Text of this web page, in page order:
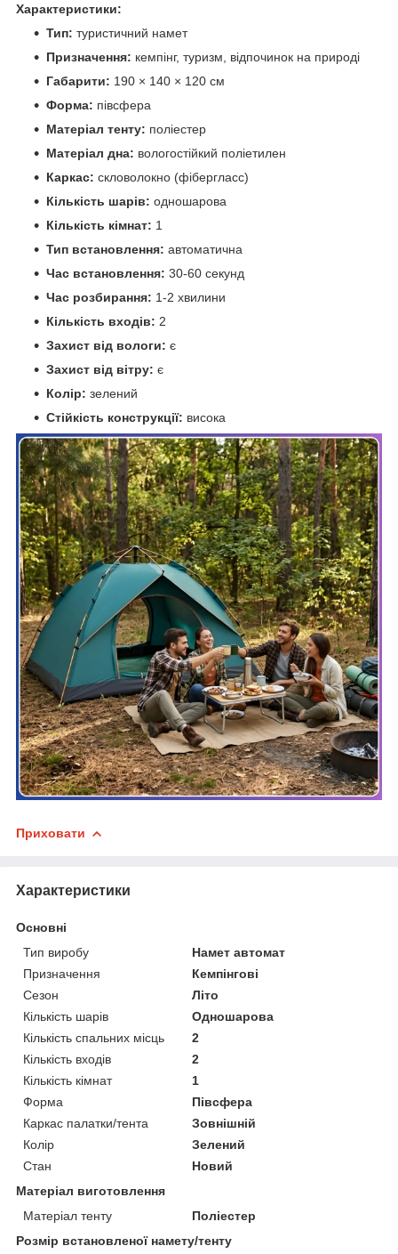
Характеристики:
Тип: туристичний намет
Призначення: кемпінг, туризм, відпочинок на природі
Габарити: 190 × 140 × 120 см
Форма: півсфера
Матеріал тенту: поліестер
Матеріал дна: вологостійкий поліетилен
Каркас: скловолокно (фібергласс)
Кількість шарів: одношарова
Кількість кімнат: 1
Тип встановлення: автоматична
Час встановлення: 30-60 секунд
Час розбирання: 1-2 хвилини
Кількість входів: 2
Захист від вологи: є
Захист від вітру: є
Колір: зелений
Стійкість конструкції: висока
Приховати
Характеристики
Основні
Тип виробу
Намет автомат
Призначення
Кемпінгові
Сезон
Літо
Кількість шарів
Одношарова
Кількість спальних місць
2
Кількість входів
2
Кількість кімнат
1
Форма
Півсфера
Каркас палатки/тента
Зовнішній
Колір
Зелений
Стан
Новий
Матеріал виготовлення
Матеріал тенту
Поліестер
Розмір встановленої намету/тенту